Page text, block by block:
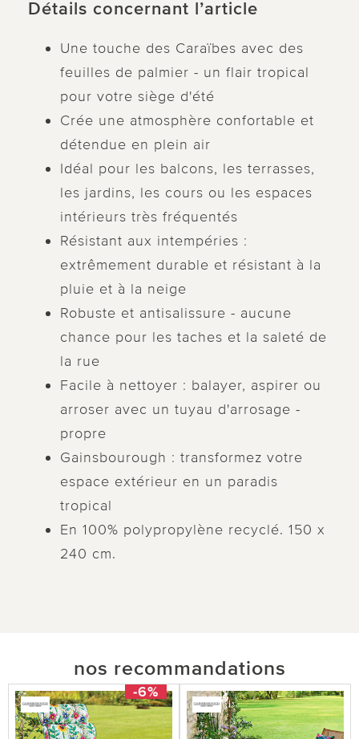
Détails concernant l’article
Une touche des Caraïbes avec des
feuilles de palmier - un flair tropical
pour votre siège d'été
Crée une atmosphère confortable et
détendue en plein air
Idéal pour les balcons, les terrasses,
les jardins, les cours ou les espaces
intérieurs très fréquentés
Résistant aux intempéries :
extrêmement durable et résistant à la
pluie et à la neige
Robuste et antisalissure - aucune
chance pour les taches et la saleté de
la rue
Facile à nettoyer : balayer, aspirer ou
arroser avec un tuyau d'arrosage -
propre
Gainsbourough : transformez votre
espace extérieur en un paradis
tropical
En 100% polypropylène recyclé. 150 x
240 cm.
nos recommandations
-6%